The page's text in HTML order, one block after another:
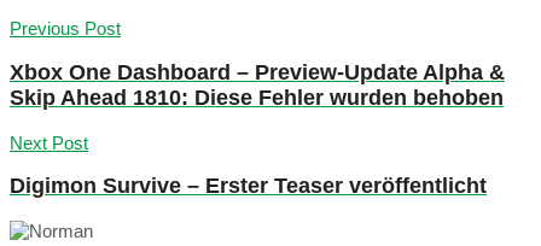
Previous Post
Xbox One Dashboard – Preview-Update Alpha &
Skip Ahead 1810: Diese Fehler wurden behoben
Next Post
Digimon Survive – Erster Teaser veröffentlicht